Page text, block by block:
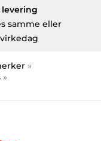
levering
samme eller